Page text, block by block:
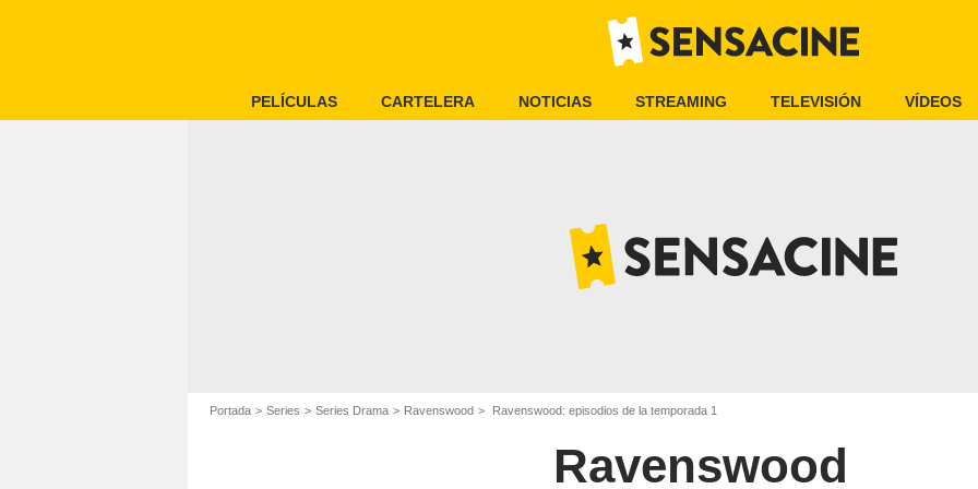
PELÍCULAS CARTELERA NOTICIAS STREAMING TELEVISIÓN VÍDEOS
Portada Series Series Drama Ravenswood Ravenswood: episodios de la temporada 1
Ravenswood